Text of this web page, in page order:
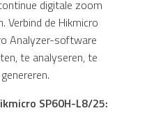
digitale zoom
Verbind de Hikmicro
Analyzer-software
te analyseren, te
SP60H-L8/25: